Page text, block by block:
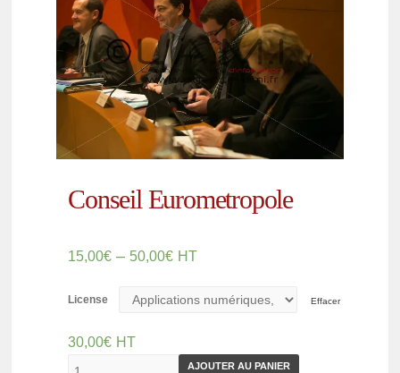
Conseil Eurometropole
15,00€ – 50,00€ HT
License Effacer
30,00€ HT
AJOUTER AU PANIER